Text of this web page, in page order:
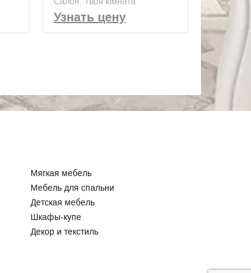
Oak Grey, V0 (DB00110)
Узнать цену
Мягкая мебель
Мебель для спальни
Детская мебель
Шкафы-купе
Декор и текстиль